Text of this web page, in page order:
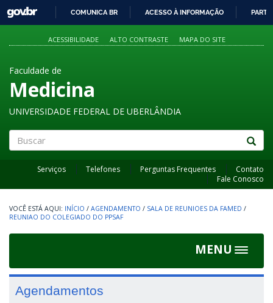
PARA
O
GOVBR
COMUNICA BR ACESSO À INFORMAÇÃO
ACESSIBILIDADE ALTO CONTRASTE MAPA DO SITE
Faculdade de
Medicina
UNIVERSIDADE FEDERAL DE UBERLÂNDIA
Serviços Telefones Perguntas Frequentes
Contato
Fale Conosco
INÍCIO / AGENDAMENTO / SALA DE REUNIOES DA FAMED /
REUNIAO DO COLEGIADO DO PPSAF
MENU
Toggle
Agendamentos